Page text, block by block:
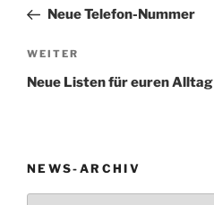
Beitrag
Neue Telefon-Nummer
Nächster
Beitrag
WEITER
Neue Listen für euren Alltag
NEWS-ARCHIV